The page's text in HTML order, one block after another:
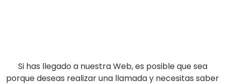
Si has llegado a nuestra Web, es posible que sea
porque deseas realizar una llamada y necesitas saber